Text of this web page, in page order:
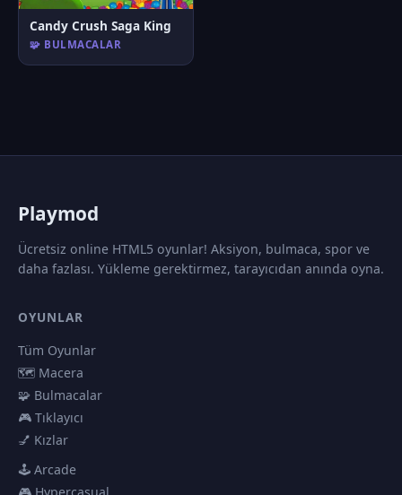
Candy Crush Saga King
🧩 BULMACALAR
Playmod
Ücretsiz online HTML5 oyunlar! Aksiyon, bulmaca, spor ve
daha fazlası. Yükleme gerektirmez, tarayıcıdan anında oyna.
OYUNLAR
Tüm Oyunlar
🗺️ Macera
🧩 Bulmacalar
🎮 Tıklayıcı
💅 Kızlar
🕹️ Arcade
🎮 Hypercasual